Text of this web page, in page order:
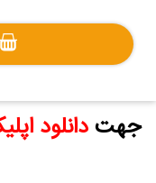
جهتدانلود